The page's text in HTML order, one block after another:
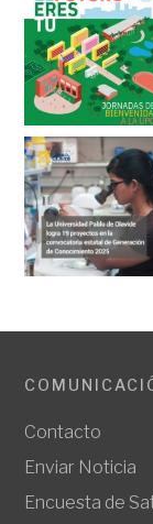
Contacto
Enviar Noticia
Encuesta de